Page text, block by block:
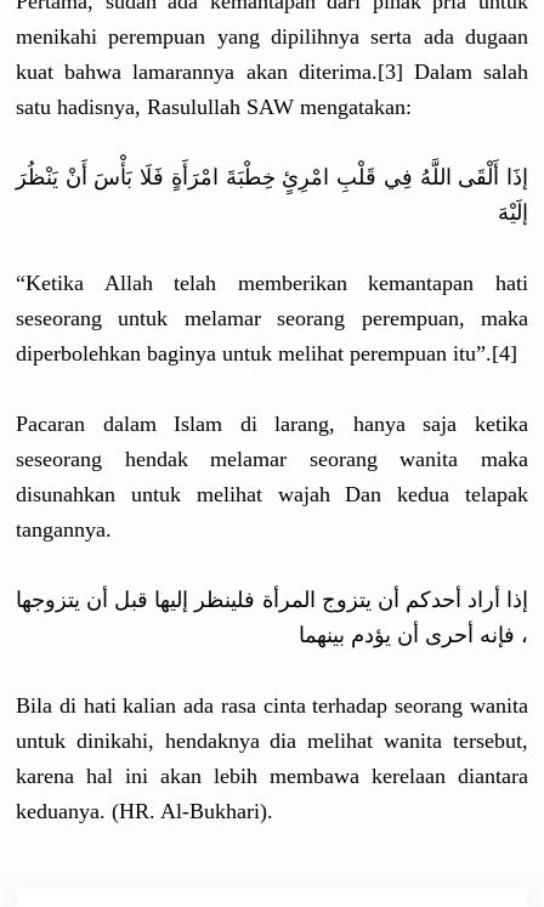
menikahi perempuan yang dipilihnya serta ada dugaan
kuat bahwa lamarannya akan diterima.[3] Dalam salah
satu hadisnya, Rasulullah SAW mengatakan:
إذَا أَلْقَى اللَّهُ فِي قَلْبِ امْرِئٍ خِطْبَةَ امْرَأَةٍ فَلَا بَأْسَ أَنْ يَنْظُرَ
إلَيْهَ
“Ketika Allah telah memberikan kemantapan hati
seseorang untuk melamar seorang perempuan, maka
diperbolehkan baginya untuk melihat perempuan itu”.[4]
Pacaran dalam Islam di larang, hanya saja ketika
seseorang hendak melamar seorang wanita maka
disunahkan untuk melihat wajah Dan kedua telapak
tangannya.
إذا أراد أحدكم أن يتزوج المرأة فلينظر إليها قبل أن يتزوجها
، فإنه أحرى أن يؤدم بينهما
Bila di hati kalian ada rasa cinta terhadap seorang wanita
untuk dinikahi, hendaknya dia melihat wanita tersebut,
karena hal ini akan lebih membawa kerelaan diantara
keduanya. (HR. Al-Bukhari).